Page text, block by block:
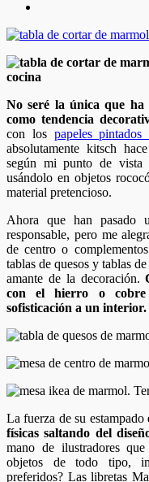
No seré la única que
como tendencia
con los papeles pintados
absolutamente kitsch
según mi punto de vista
usándolo en objetos
material pretencioso.
Ahora que han pasado
responsable, pero me
de centro o
tablas de quesos y tablas
amante de la decoración.
con el hierro o
sofisticación a un interior.
La fuerza de su estampado
físicas saltando del
mano de ilustradores
objetos de todo tipo,
preferidos? Las libretas